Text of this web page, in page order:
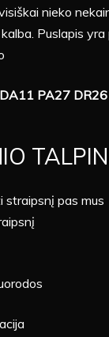
nieko
Puslapis yra
PA27 DR26
straipsnį pas mus